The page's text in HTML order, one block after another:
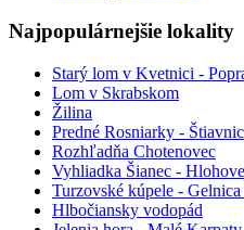
Najpopulárnejšie lokality
Starý lom v Kvetnici -
Lom v Skrabskom
Žilina
Predné Rosniarky -
Rozhľadňa Chotenovec
Vyhliadka Šianec -
Turzovské kúpele -
Hlbočiansky vodopád